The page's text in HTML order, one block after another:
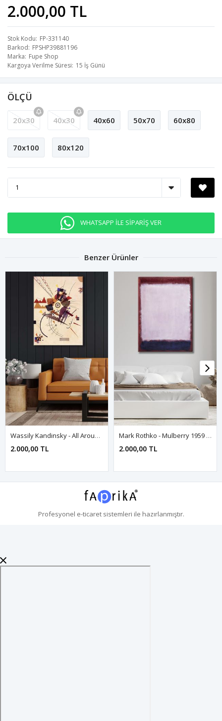
2.000,00 TL
Stok Kodu FP-331140
Barkod FPSHP39881196
Marka Fupe Shop
Kargoya Verilme Süresi 15 İş Günü
ÖLÇÜ
20x30 40x30 40x60 50x70 60x80
70x100 80x120
WHATSAPP İLE SİPARİŞ VER
Benzer Ürünler
Wassily Kandinsky - All Around - 106142 - Dekoratif Duvar Kanvas Tablo
2.000,00 TL
Mark Rothko - Mulberry 1959 - 106228 - Dekoratif Duvar Kanvas Tablo
2.000,00 TL
Profesyonel e-ticaretsistemleri ile hazırlanmıştır.